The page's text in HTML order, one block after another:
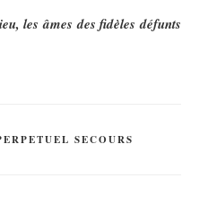
les âmes des fidèles défunts
SECOURS